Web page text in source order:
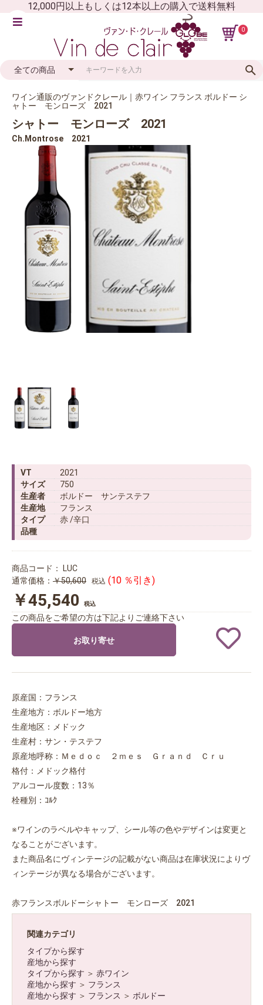
12,000円以上もしくは12本以上の購入で送料無料
0
ワイン通販のヴァンドクレール｜赤ワイン フランス ボルドー シ
ャトー モンローズ 2021
シャトー モンローズ 2021
Ch.Montrose 2021
VT
2021
サイズ
750
生産者
ボルドー サンテステフ
生産地
フランス
タイプ
赤 /辛口
品種
商品コード：
LUC
通常価格： ￥50,600 税込 (10 ％引き)
￥45,540 税込
この商品をご希望の方は下記よりご連絡下さい
お取り寄せ
原産国：フランス
生産地方：ボルドー地方
生産地区：メドック
生産村：サン・テステフ
原産地呼称：Ｍｅｄｏｃ ２ｍｅｓ Ｇｒａｎｄ Ｃｒｕ
格付：メドック格付
アルコール度数：13％
栓種別：ｺﾙｸ
※ワインのラベルやキャップ、シール等の色やデザインは変更と
なることがございます。
また商品名にヴィンテージの記載がない商品は在庫状況によりヴ
ィンテージが異なる場合がございます。
赤フランスボルドーシャトー モンローズ 2021
関連カテゴリ
タイプから探す
産地から探す
タイプから探す ＞ 赤ワイン
産地から探す ＞ フランス
産地から探す ＞ フランス ＞ ボルドー